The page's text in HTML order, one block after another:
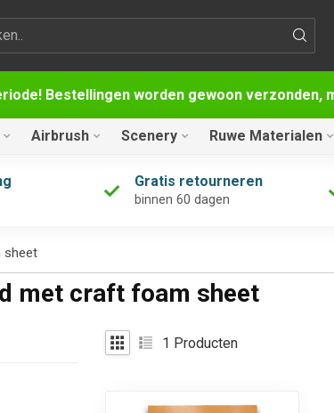
Bestellingen worden gewoon verzonden,
Airbrush Scenery Ruwe Materialen
Gratis retourneren
binnen 60 dagen
met craft foam sheet
1 Producten